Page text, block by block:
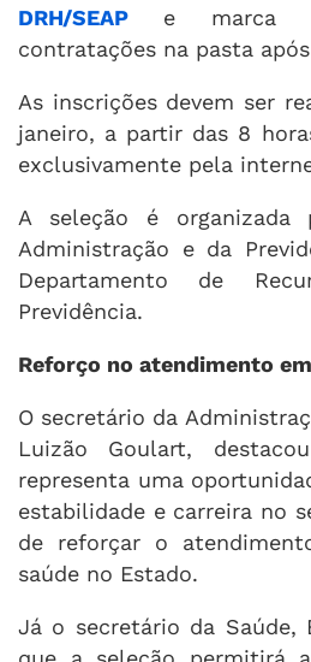
DRH/SEAP e marca
contratações na pasta
As inscrições devem ser
janeiro, a partir das 8
exclusivamente pela
A seleção é organizada
Administração e da
Departamento de
Previdência.
Reforço no atendimento
O secretário da
Luizão Goulart,
representa uma
estabilidade e carreira no
de reforçar o
saúde no Estado.
Já o secretário da Saúde,